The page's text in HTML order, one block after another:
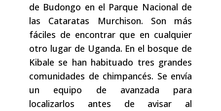
de Budongo en el Parque Nacional de
las Cataratas Murchison. Son más
fáciles de encontrar que en cualquier
otro lugar de Uganda. En el bosque de
Kibale se han habituado tres grandes
comunidades de chimpancés. Se envía
un equipo de avanzada para
localizarlos antes de avisar al